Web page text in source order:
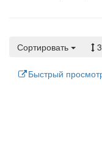
Сортировать
Быстрый